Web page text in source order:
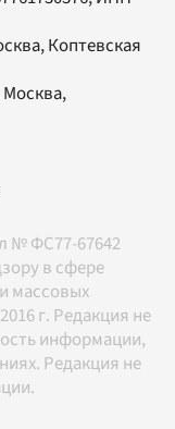
Коптевская
Москва,
№ ФС77-67642
в сфере
массовых
г. Редакция не
информации,
Редакция не